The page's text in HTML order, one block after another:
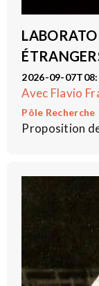
2026-09-
Avec Flavio
Pôle Recherche
Proposition